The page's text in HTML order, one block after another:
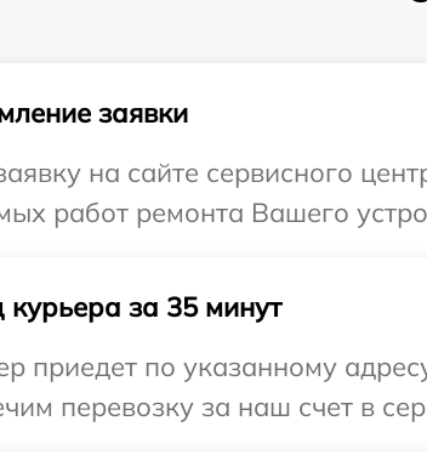
заявки
на сайте сервисного
работ ремонта Вашего
курьера за 35 минут
приедет по указанному
перевозку за наш счет в